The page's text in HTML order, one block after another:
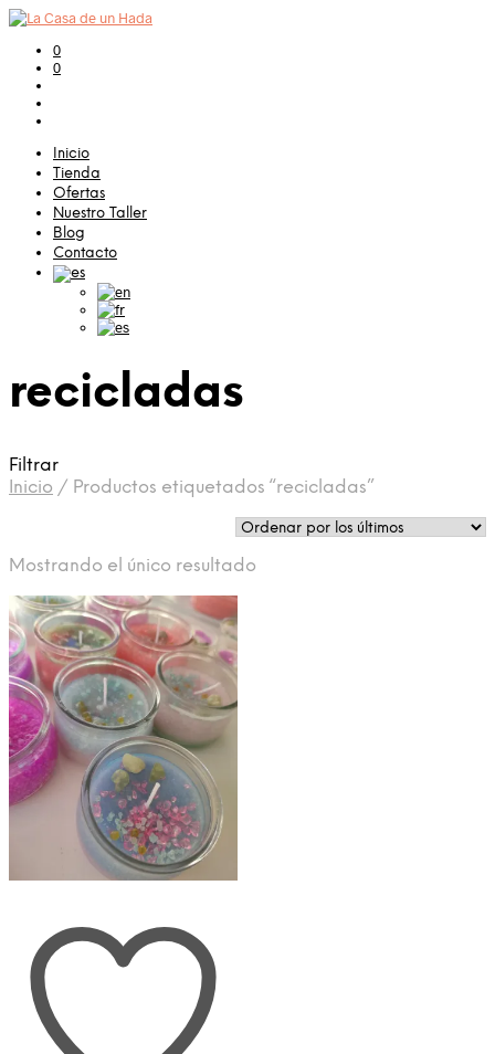
0
0
Inicio
Tienda
Ofertas
Nuestro Taller
Blog
Contacto
recicladas
Filtrar
Inicio / Productos etiquetados “recicladas”
Mostrando el único resultado